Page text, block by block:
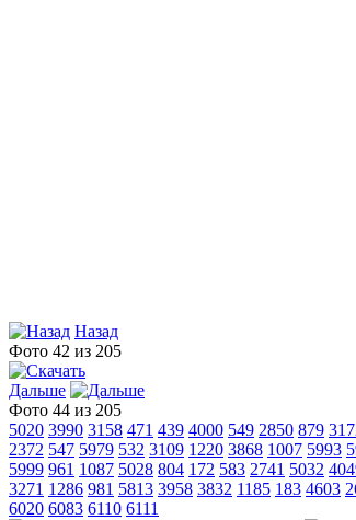
Назад
Фото 42 из 205
Дальше
Фото 44 из 205
5020 3990 3158 471 439 4000 549 2850 879
2372 547 5979 532 3109 1220 3868 1007 5993
5999 961 1087 5028 804 172 583 2741 5032
3271 1286 981 5813 3958 3832 1185 183 4603
6020 6083 6110 6111